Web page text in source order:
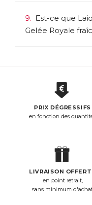
9. Est-ce que
Gelée Royale
PRIX DÉGRESSIFS
en fonction des
LIVRAISON
en point retrait,
sans minimum